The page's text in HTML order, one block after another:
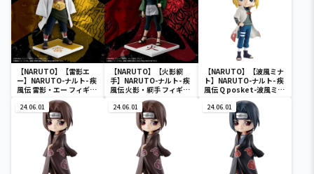
【NARUTO】【雷影エ
ー】NARUTO-ナルト- 疾
風伝 雷影・エー フィギュ
ア～五影集結…!!～
【NARUTO】【火影綱
手】NARUTO-ナルト- 疾
風伝 火影・綱手 フィギュ
ア～五影集結…!!～
【NARUTO】【波風ミナ
ト】NARUTO-ナルト- 疾
風伝 Q posket-波風ミナ
24.06.01 24.06.01 24.06.01